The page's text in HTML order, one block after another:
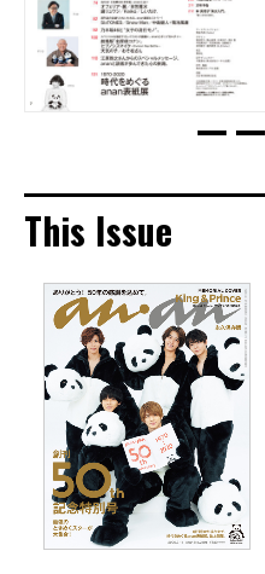
This Issue